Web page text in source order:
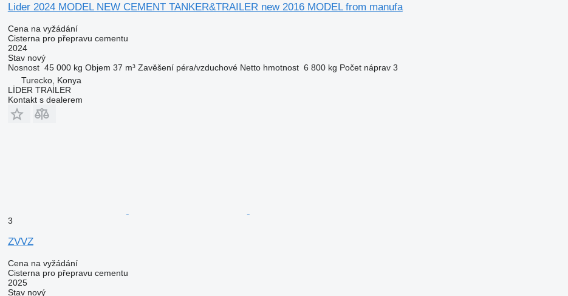
Lider 2024 MODEL NEW CEMENT TANKER&TRAILER new 2016 MODEL from manufa
Cena na vyžádání
Cisterna pro přepravu cementu
2024
Stavnový
Nosnost 45 000 kg Objem 37 m³ Zavěšení péra/vzduchové Netto hmotnost 6 800 kg Počet náprav 3
Turecko, Konya
LİDER TRAİLER
Kontakt s dealerem
3
ZVVZ
Cena na vyžádání
Cisterna pro přepravu cementu
2025
Stavnový